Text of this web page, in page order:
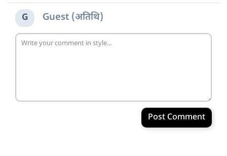
G Guest (अतिथि)
Post Comment